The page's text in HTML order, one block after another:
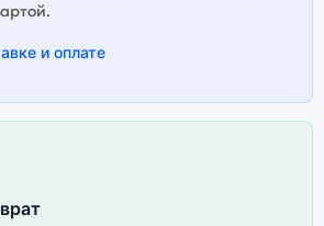
и оплате